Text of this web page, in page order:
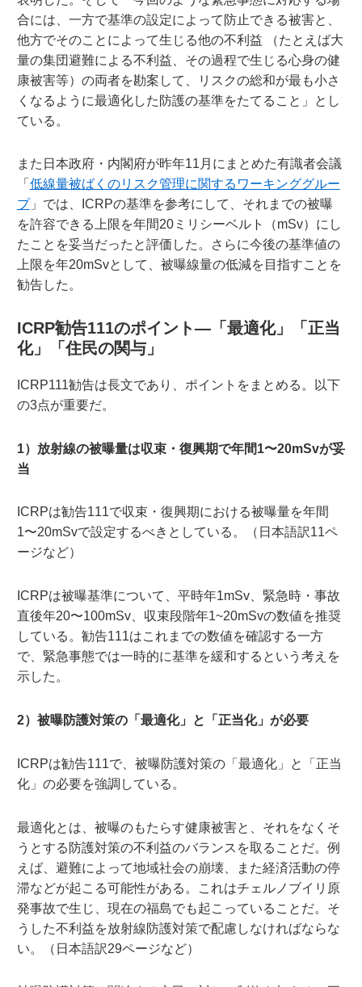
合には、一方で基準の設定によって防止できる被害と、
他方でそのことによって生じる他の不利益 （たとえば大
量の集団避難による不利益、その過程で生じる心身の健
康被害等）の両者を勘案して、リスクの総和が最も小さ
くなるように最適化した防護の基準をたてること」とし
ている。
また日本政府・内閣府が昨年11月にまとめた有識者会議
「 低線量被ばくのリスク管理に関するワーキンググルー
プ」では、ICRPの基準を参考にして、それまでの被曝
を許容できる上限を年間20ミリシーベルト（mSv）にし
たことを妥当だったと評価した。さらに今後の基準値の
上限を年20mSvとして、被曝線量の低減を目指すことを
勧告した。
ICRP勧告111のポイント—「最適化」「正当
化」「住民の関与」
ICRP111勧告は長文であり、ポイントをまとめる。以下
の3点が重要だ。
1）放射線の被曝量は収束・復興期で年間1〜20mSvが妥
当
ICRPは勧告111で収束・復興期における被曝量を年間
1〜20mSvで設定するべきとしている。（日本語訳11ペ
ージなど）
ICRPは被曝基準について、平時年1mSv、緊急時・事故
直後年20〜100mSv、収束段階年1~20mSvの数値を推奨
している。勧告111はこれまでの数値を確認する一方
で、緊急事態では一時的に基準を緩和するという考えを
示した。
2）被曝防護対策の「最適化」と「正当化」が必要
ICRPは勧告111で、被曝防護対策の「最適化」と「正当
化」の必要を強調している。
最適化とは、被曝のもたらす健康被害と、それをなくそ
うとする防護対策の不利益のバランスを取ることだ。例
えば、避難によって地域社会の崩壊、また経済活動の停
滞などが起こる可能性がある。これはチェルノブイリ原
発事故で生じ、現在の福島でも起こっていることだ。そ
うした不利益を放射線防護対策で配慮しなければならな
い。（日本語訳29ページなど）